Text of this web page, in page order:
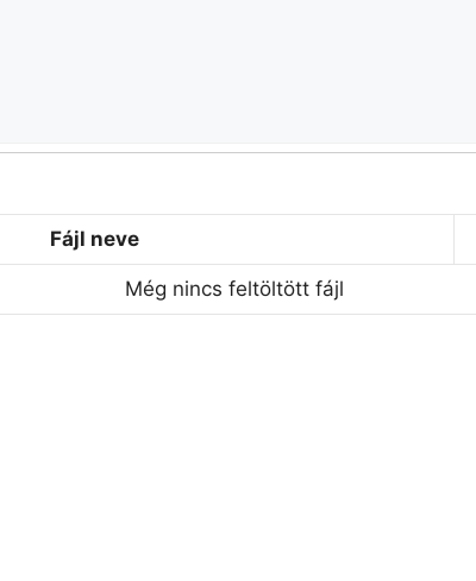
Fájl neve
Még nincs feltöltött fájl